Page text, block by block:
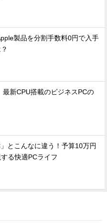
製品を分割手数料0円で入手
最新CPU搭載のビジネスPCの
」とこんなに違う！予算10万円
る快適PCライフ